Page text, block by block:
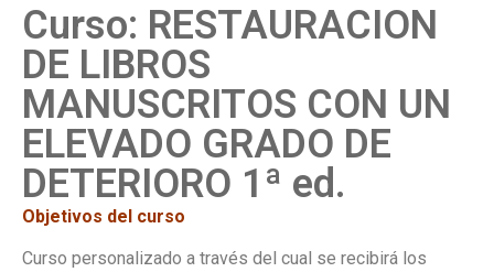
Curso: RESTAURACION
DE LIBROS
MANUSCRITOS CON UN
ELEVADO GRADO DE
DETERIORO 1ª ed.
Objetivos del curso
Curso personalizado a través del cual se recibirá los